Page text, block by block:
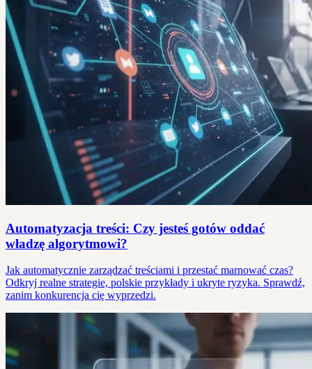
Automatyzacja treści: Czy jesteś gotów oddać
władzę algorytmowi?
Jak automatycznie zarządzać treściami i przestać marnować czas?
Odkryj realne strategie, polskie przykłady i ukryte ryzyka. Sprawdź,
zanim konkurencja cię wyprzedzi.